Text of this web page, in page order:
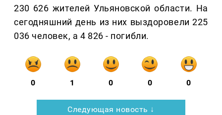
230 626 жителей Ульяновской области. На
сегодняшний день из них выздоровели 225
036 человек, а 4 826 - погибли.
0 1 0 0 0
Следующая новость ↓